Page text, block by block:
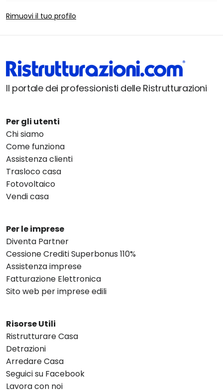
Rimuovi il tuo profilo
Il portale dei professionisti delle Ristrutturazioni
Per gli utenti
Chi siamo
Come funziona
Assistenza clienti
Trasloco casa
Fotovoltaico
Vendi casa
Per le imprese
Diventa Partner
Cessione Crediti Superbonus 110%
Assistenza imprese
Fatturazione Elettronica
Sito web per imprese edili
Risorse Utili
Ristrutturare Casa
Detrazioni
Arredare Casa
Seguici su Facebook
Lavora con noi